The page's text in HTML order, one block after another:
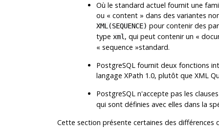
Où le standard actuel fournit une
ou « content» dans des variantes
XML(SEQUENCE) pour contenir des
type xml, qui peut contenir un «
« sequence »standard.
PostgreSQLfournit deux fonctions
langage XPath 1.0, plutôt que XML
PostgreSQLn'accepte pas les
qui sont définies avec elles dans la
Cette section présente certaines des différences